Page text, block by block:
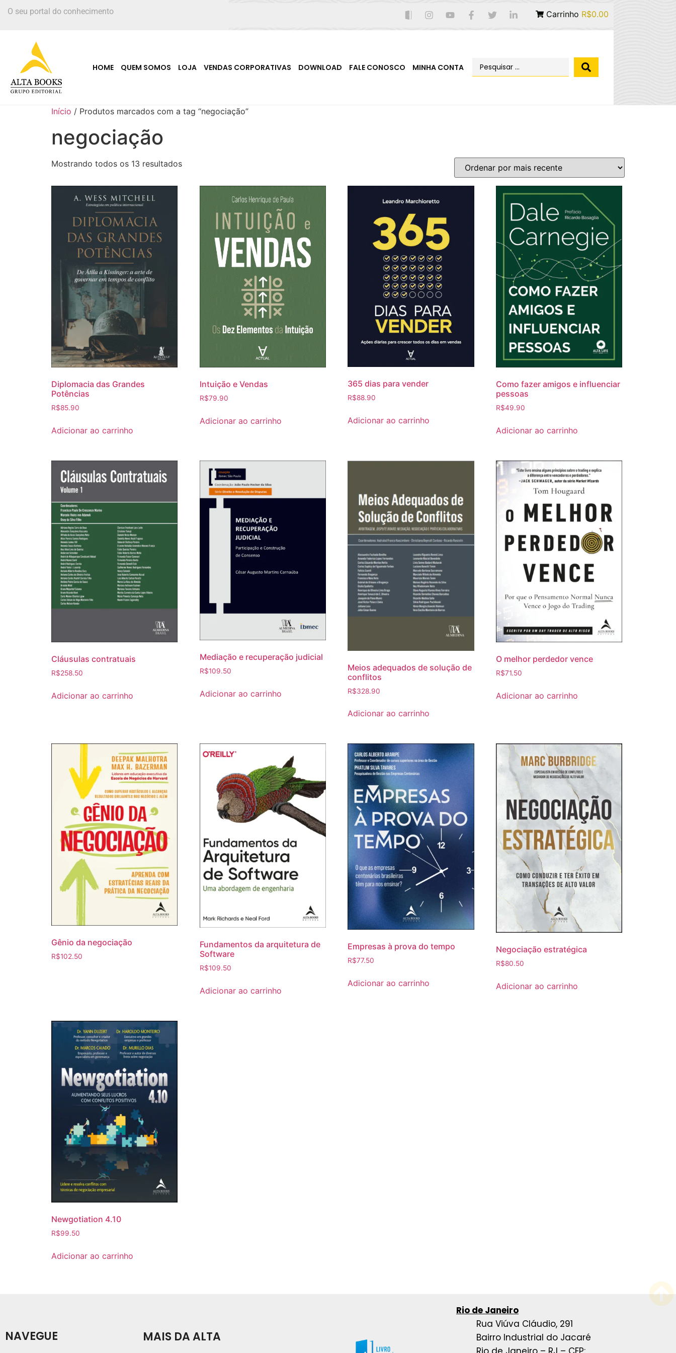
O seu portal do conhecimento Carrinho R$0.00
HOME QUEM SOMOS LOJA VENDAS CORPORATIVAS DOWNLOAD FALE CONOSCO MINHA CONTA
Início / Produtos marcados com a tag “negociação”
negociação
Mostrando todos os 13 resultados
Diplomacia das Grandes
Potências
R$85.90
Adicionar ao carrinho
Intuição e Vendas
R$79.90
Adicionar ao carrinho
365 dias para vender
R$88.90
Adicionar ao carrinho
Como fazer amigos e influenciar
pessoas
R$49.90
Adicionar ao carrinho
Cláusulas contratuais
R$258.50
Adicionar ao carrinho
Mediação e recuperação judicial
R$109.50
Adicionar ao carrinho
Meios adequados de solução de
conflitos
R$328.90
Adicionar ao carrinho
O melhor perdedor vence
R$71.50
Adicionar ao carrinho
Gênio da negociação
R$102.50
Fundamentos da arquitetura de
Software
R$109.50
Adicionar ao carrinho
Empresas à prova do tempo
R$77.50
Adicionar ao carrinho
Negociação estratégica
R$80.50
Adicionar ao carrinho
Newgotiation 4.10
R$99.50
Adicionar ao carrinho
NAVEGUE MAIS DA ALTA
Rio de Janeiro
Rua Viúva Cláudio, 291
Bairro Industrial do Jacaré